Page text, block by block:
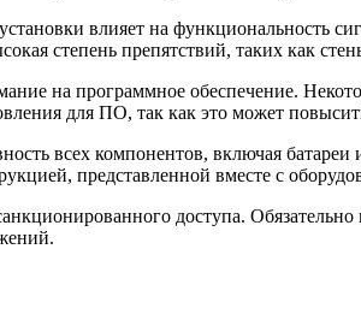
влияет на функциональность
степень препятствий, таких как
на программное обеспечение.
для ПО, так как это может
всех компонентов, включая
представленной вместе с
доступа.